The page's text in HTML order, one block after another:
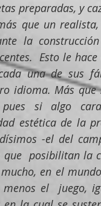
preparadas, y
que un
la
Esto le
una de sus
idioma. Más
si algo
estética de la
-el del
posibilitan la
en el
el  juego,